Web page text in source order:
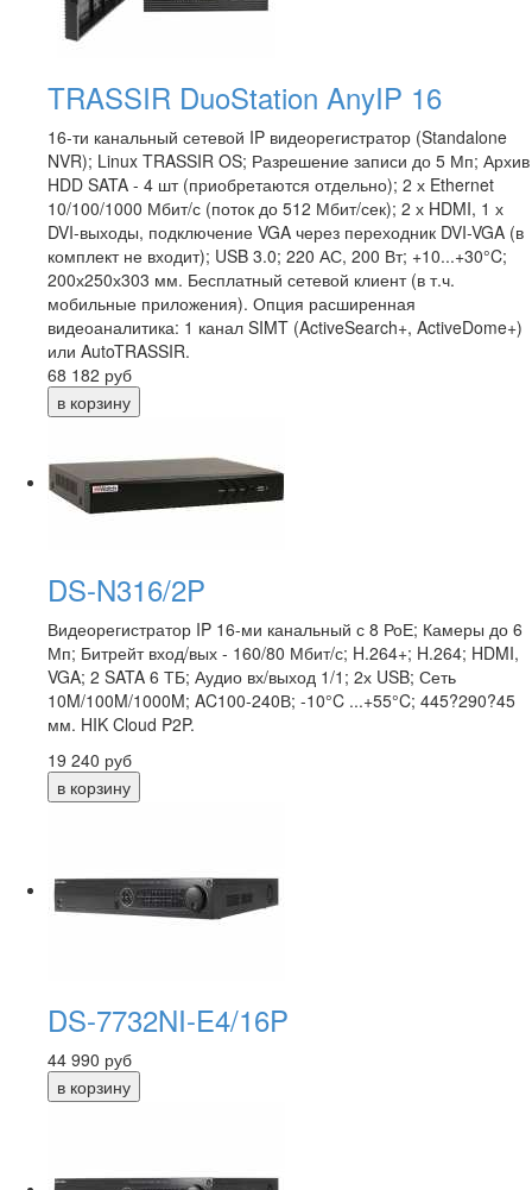
TRASSIR DuoStation AnyIP 16
16-ти канальный сетевой IP видеорегистратор (Standalone
NVR); Linux TRASSIR OS; Разрешение записи до 5 Мп; Архив
HDD SATA - 4 шт (приобретаются отдельно); 2 х Ethernet
10/100/1000 Мбит/с (поток до 512 Мбит/сек); 2 х HDMI, 1 х
DVI-выходы, подключение VGA через переходник DVI-VGA (в
комплект не входит); USB 3.0; 220 АС, 200 Вт; +10...+30°C;
200х250х303 мм. Бесплатный сетевой клиент (в т.ч.
мобильные приложения). Опция расширенная
видеоаналитика: 1 канал SIMT (ActiveSearch+, ActiveDome+)
или AutoTRASSIR.
68 182 руб
DS-N316/2P
Видеорегистратор IP 16-ми канальный с 8 РоЕ; Камеры до 6
Мп; Битрейт вход/вых - 160/80 Мбит/с; H.264+; H.264; HDMI,
VGA; 2 SATA 6 ТБ; Аудио вх/выход 1/1; 2х USB; Сеть
10M/100M/1000M; AC100-240В; -10°C ...+55°C; 445?290?45
мм. HIK Cloud P2P.
19 240 руб
DS-7732NI-E4/16P
44 990 руб